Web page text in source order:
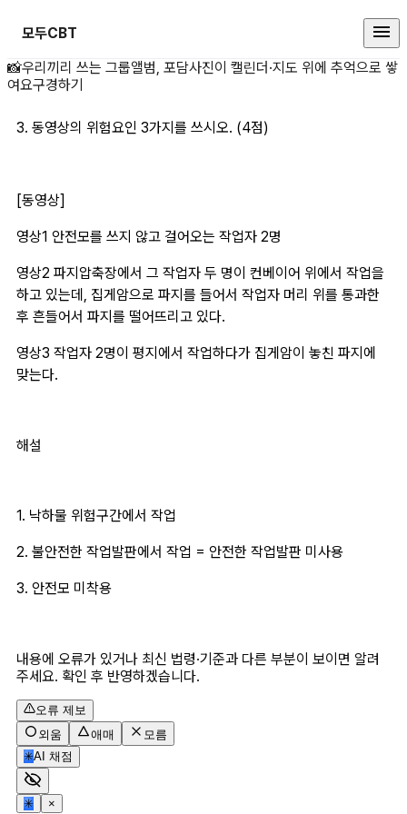
모두CBT
3. 동영상의 위험요인 상세 페이지
📸우리끼리 쓰는 그룹앨범, 포담사진이 캘린더·지도 위에 추억으로 쌓
여요구경하기
3. 동영상의 위험요인 3가지를 쓰시오. (4점)
[동영상]
영상1 안전모를 쓰지 않고 걸어오는 작업자 2명
영상2 파지압축장에서 그 작업자 두 명이 컨베이어 위에서 작업을
하고 있는데, 집게암으로 파지를 들어서 작업자 머리 위를 통과한
후 흔들어서 파지를 떨어뜨리고 있다.
영상3 작업자 2명이 평지에서 작업하다가 집게암이 놓친 파지에
맞는다.
해설
1. 낙하물 위험구간에서 작업
2. 불안전한 작업발판에서 작업 = 안전한 작업발판 미사용
3. 안전모 미착용
내용에 오류가 있거나 최신 법령·기준과 다른 부분이 보이면 알려
주세요. 확인 후 반영하겠습니다.
오류 제보
외움
애매
모름
✳AI 채점
✳ ×